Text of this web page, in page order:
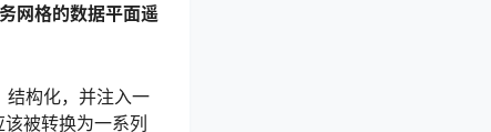
网格的数据平面遥
结构化，并注入一
被转换为一系列